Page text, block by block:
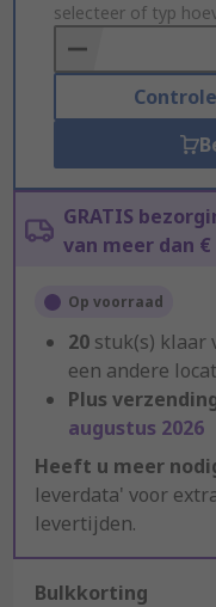
to
Basket
selecteer of typ
GRATIS
van meer dan €
Op voorraad
20 stuk(s) klaar
een andere
Plus
augustus 2026
Heeft u meer
leverdata' voor
levertijden.
Bulkkorting